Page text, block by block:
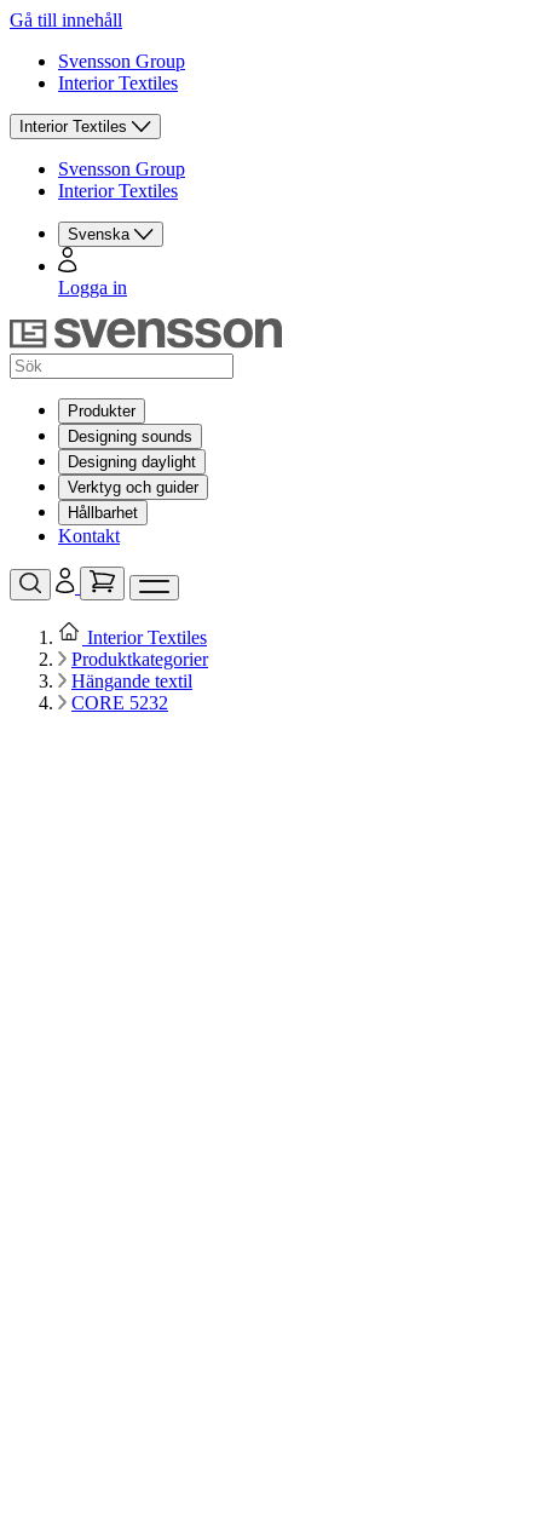
Gå till innehåll
Svensson Group
Interior Textiles
Interior Textiles
Svensson Group
Interior Textiles
Svenska
Logga in
Produkter
Designing sounds
Designing daylight
Verktyg och guider
Hållbarhet
Kontakt
Interior Textiles
Produktkategorier
Hängande textil
CORE 5232